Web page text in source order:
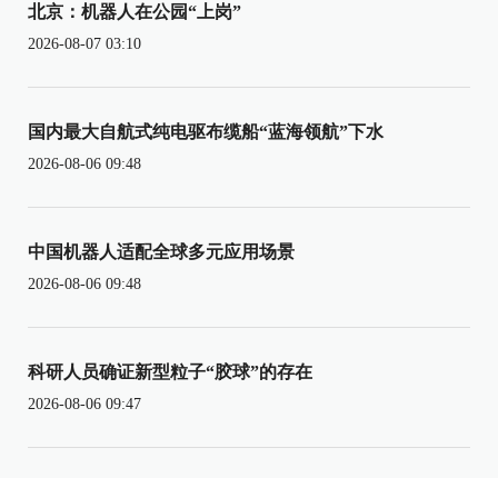
北京：机器人在公园“上岗”
2026-08-07 03:10
国内最大自航式纯电驱布缆船“蓝海领航”下水
2026-08-06 09:48
中国机器人适配全球多元应用场景
2026-08-06 09:48
科研人员确证新型粒子“胶球”的存在
2026-08-06 09:47